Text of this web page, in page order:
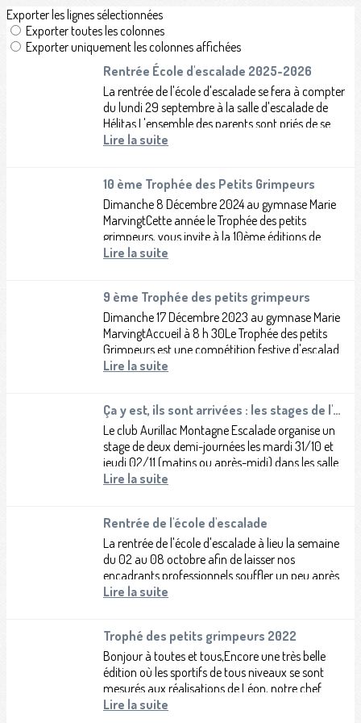
Exporter les lignes sélectionnées
Exporter toutes les colonnes
Exporter uniquement les colonnes affichées
Rentrée École d'escalade 2025-2026
La rentrée de l'école d'escalade se fera à compter
du lundi 29 septembre à la salle d'escalade de
Hélitas.L'ensemble des parents sont priés de se
référer au mail qui leur a été...
Lire la suite
10 ème Trophée des Petits Grimpeurs
Dimanche 8 Décembre 2024 au gymnase Marie
MarvingtCette année le Trophée des petits
grimpeurs, vous invite à la 10ème éditions de
cette compétition festive, avec l'arrivée d'un...
Lire la suite
9 ème Trophée des petits grimpeurs
Dimanche 17 Décembre 2023 au gymnase Marie
MarvingtAccueil à 8 h 30Le Trophée des petits
Grimpeurs est une compétition festive d'escalade
réservée aux catégories...
Lire la suite
Ça y est, ils sont arrivées : les stages de l'école d'escalade !
Le club Aurillac Montagne Escalade organise un
stage de deux demi-journées les mardi 31/10 et
jeudi 02/11 (matins ou après-midi) dans les salles
d'escalade (salle de bloc...
Lire la suite
Rentrée de l'école d'escalade
La rentrée de l'école d'escalade à lieu la semaine
du 02 au 08 octobre afin de laisser nos
encadrants professionnels souffler un peu après
une saison estivale qui les mobilise...
Lire la suite
Trophé des petits grimpeurs 2022
Bonjour à toutes et tous,Encore une très belle
édition où les sportifs de tous niveaux se sont
mesurés aux réalisations de Léon, notre chef
ouvreur pour l'occasion....
Lire la suite